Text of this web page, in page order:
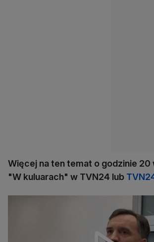
Więcej na ten temat o godzinie 20
"W kuluarach" w TVN24 lub